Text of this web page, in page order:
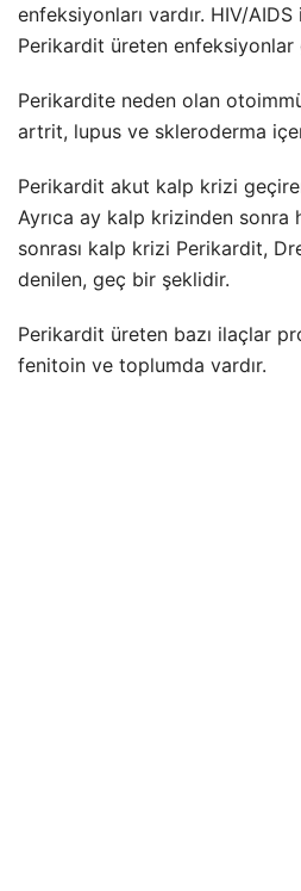
enfeksiyonları vardır. HIV/AIDS
Perikardit üreten enfeksiyonlar
Perikardite neden olan
artrit, lupus ve skleroderma
Perikardit akut kalp krizi
Ayrıca ay kalp krizinden sonra
sonrası kalp krizi Perikardit,
denilen, geç bir şeklidir.
Perikardit üreten bazı ilaçlar
fenitoin ve toplumda vardır.